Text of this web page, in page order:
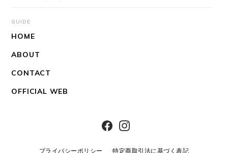
GUIDE
HOME
ABOUT
CONTACT
OFFICIAL WEB
プライバシーポリシー 特定商取引法に基づく表記